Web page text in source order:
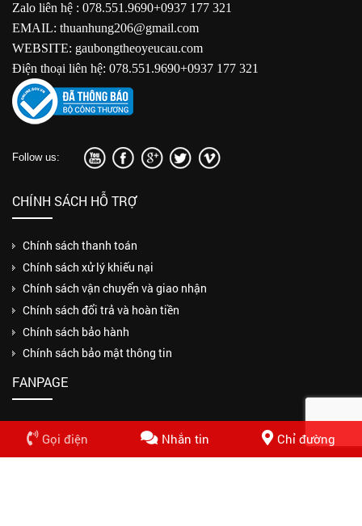
Zalo liên hệ : 078.551.9690+0937 177 321
EMAIL: thuanhung206@gmail.com
WEBSITE: gaubongtheoyeucau.com
Điện thoại liên hệ: 078.551.9690+0937 177 321
Follow us:
CHÍNH SÁCH HỖ TRỢ
Chính sách thanh toán
Chính sách xử lý khiếu nại
Chính sách vận chuyển và giao nhận
Chính sách đổi trả và hoàn tiền
Chính sách bảo hành
Chính sách bảo mật thông tin
FANPAGE
Gọi điện Nhắn tin Chỉ đường